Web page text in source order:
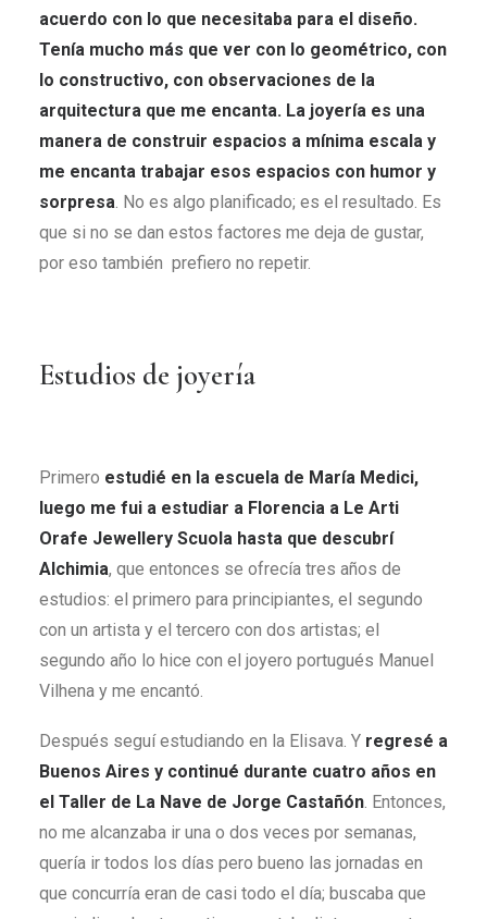
acuerdo con lo que necesitaba para el diseño.
Tenía mucho más que ver con lo geométrico, con
lo constructivo, con observaciones de la
arquitectura que me encanta. La joyería es una
manera de construir espacios a mínima escala y
me encanta trabajar esos espacios con humor y
sorpresa. No es algo planificado; es el resultado. Es
que si no se dan estos factores me deja de gustar,
por eso también prefiero no repetir.
Estudios de joyería
Primero estudié en la escuela de María Medici,
luego me fui a estudiar a Florencia a Le Arti
Orafe Jewellery Scuola hasta que descubrí
Alchimia, que entonces se ofrecía tres años de
estudios: el primero para principiantes, el segundo
con un artista y el tercero con dos artistas; el
segundo año lo hice con el joyero portugués Manuel
Vilhena y me encantó.
Después seguí estudiando en la Elisava. Y regresé a
Buenos Aires y continué durante cuatro años en
el Taller de La Nave de Jorge Castañón. Entonces,
no me alcanzaba ir una o dos veces por semanas,
quería ir todos los días pero bueno las jornadas en
que concurría eran de casi todo el día; buscaba que